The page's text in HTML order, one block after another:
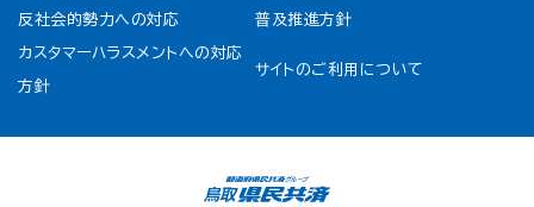
反社会的勢力への対応 普及推進方針
カスタマーハラスメントへの対応
方針
サイトのご利用について